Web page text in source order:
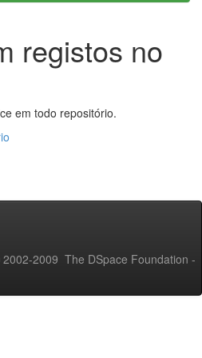
registos no
em todo repositório.
2009 The DSpace Foundation -